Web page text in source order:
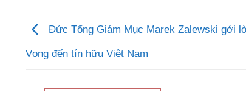
Đức Tổng Giám Mục Marek Zalewski gởi
Vọng đến tín hữu Việt Nam